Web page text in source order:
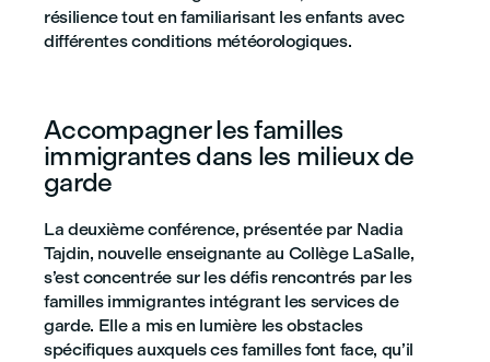
résilience tout en familiarisant les enfants avec
différentes conditions météorologiques.
Accompagner les familles
immigrantes dans les milieux de
garde
La deuxième conférence, présentée par Nadia
Tajdin, nouvelle enseignante au Collège LaSalle,
s’est concentrée sur les défis rencontrés par les
familles immigrantes intégrant les services de
garde. Elle a mis en lumière les obstacles
spécifiques auxquels ces familles font face, qu’il